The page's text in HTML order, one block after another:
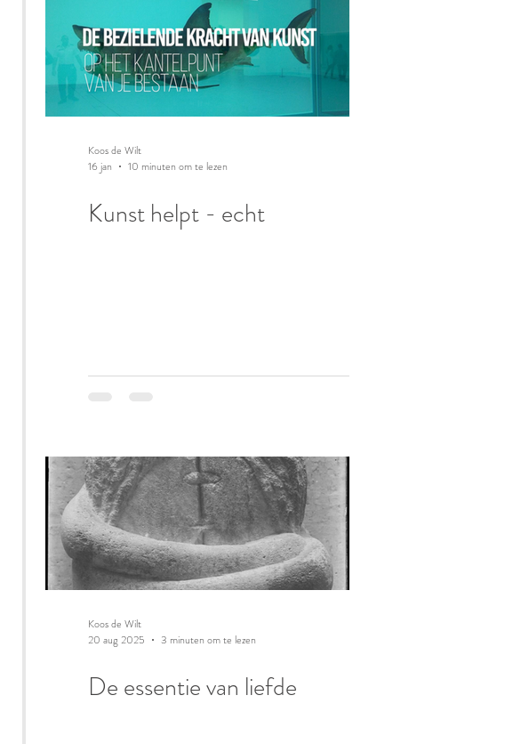
Kunst helpt - echt
Koos de Wilt
16 jan
10 minuten om te lezen
De essentie van liefde
Koos de Wilt
20 aug 2025
3 minuten om te lezen